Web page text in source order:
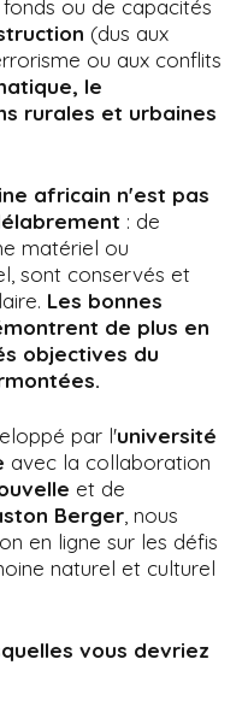
ou de capacités
(dus aux
ou aux conflits
le
rurales et urbaines
africain n'est pas
: de
matériel ou
sont conservés et
Les bonnes
de plus en
objectives du
par l'université
avec la collaboration
et de
Berger, nous
en ligne sur les défis
naturel et culturel
vous devriez